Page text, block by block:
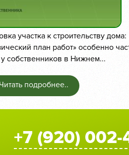
участка к строительству дома:
план работ» особенно
у собственников в Нижнем...
Читать подробнее..
+7 (920) 002-